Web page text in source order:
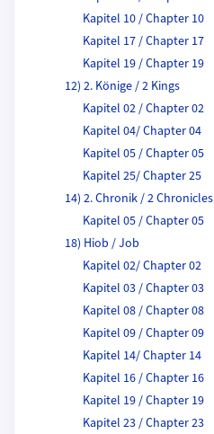
Kapitel 10 / Chapter 10
Kapitel 17 / Chapter 17
Kapitel 19 / Chapter 19
12) 2. Könige / 2 Kings
Kapitel 02 / Chapter 02
Kapitel 04/ Chapter 04
Kapitel 05 / Chapter 05
Kapitel 25/ Chapter 25
14) 2. Chronik / 2 Chronicles
Kapitel 05 / Chapter 05
18) Hiob / Job
Kapitel 02/ Chapter 02
Kapitel 03 / Chapter 03
Kapitel 08 / Chapter 08
Kapitel 09 / Chapter 09
Kapitel 14/ Chapter 14
Kapitel 16 / Chapter 16
Kapitel 19 / Chapter 19
Kapitel 23 / Chapter 23